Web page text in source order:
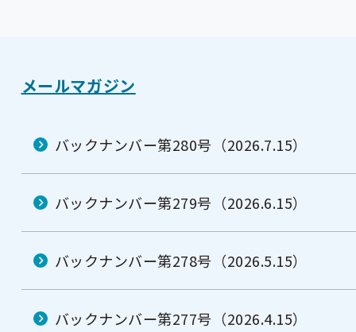
メールマガジン
バックナンバー第280号（2026.7.15）
バックナンバー第279号（2026.6.15）
バックナンバー第278号（2026.5.15）
バックナンバー第277号（2026.4.15）